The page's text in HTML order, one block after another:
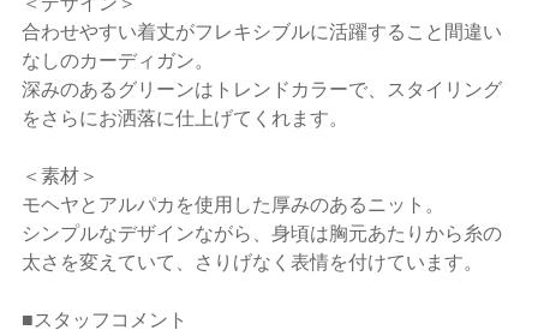
合わせやすい着丈がフレキシブルに活躍すること間違い
なしのカーディガン。
深みのあるグリーンはトレンドカラーで、スタイリング
をさらにお洒落に仕上げてくれます。
＜素材＞
モヘヤとアルパカを使用した厚みのあるニット。
シンプルなデザインながら、身頃は胸元あたりから糸の
太さを変えていて、さりげなく表情を付けています。
■スタッフコメント